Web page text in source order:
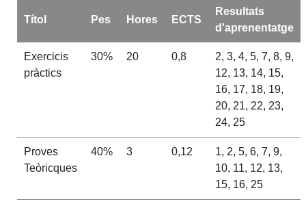
Títol Pes Hores ECTS
Resultats
d'aprenentatge
Exercicis
pràctics
30% 20 0,8
2, 3, 4, 5, 7, 8, 9,
12, 13, 14, 15,
16, 17, 18, 19,
20, 21, 22, 23,
24, 25
Proves
Teòricques
40% 3 0,12
1, 2, 5, 6, 7, 9,
10, 11, 12, 13,
15, 16, 25